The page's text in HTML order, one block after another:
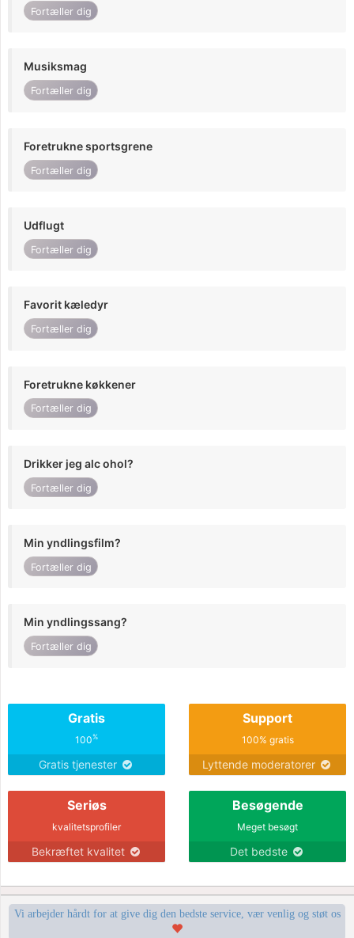
Fortæller dig
Musiksmag
Fortæller dig
Foretrukne sportsgrene
Fortæller dig
Udflugt
Fortæller dig
Favorit kæledyr
Fortæller dig
Foretrukne køkkener
Fortæller dig
Drikker jeg alc ohol?
Fortæller dig
Min yndlingsfilm?
Fortæller dig
Min yndlingssang?
Fortæller dig
Gratis
100%
Gratis tjenester
Support
100% gratis
Lyttende moderatorer
Seriøs
kvalitetsprofiler
Bekræftet kvalitet
Besøgende
Meget besøgt
Det bedste
Vi arbejder hårdt for at give dig den bedste service, vær venlig og støt os